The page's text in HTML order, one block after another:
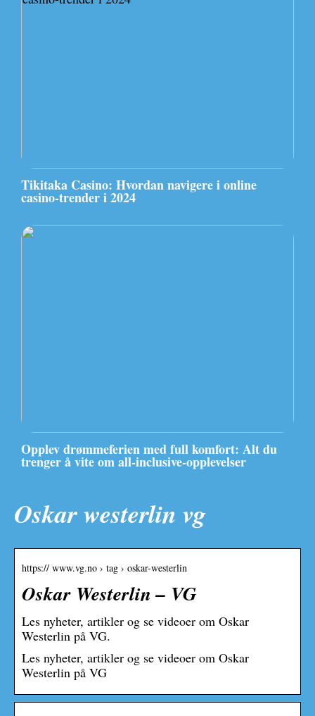
Tikitaka Casino: Hvordan navigere i online
casino-trender i 2024
Opplev drømmeferien med full komfort: Alt du
trenger å vite om all-inclusive-opplevelser
Oskar westerlin vg
https:// www.vg.no › tag › oskar-westerlin
Oskar Westerlin – VG
Les nyheter, artikler og se videoer om Oskar
Westerlin på VG.
Les nyheter, artikler og se videoer om Oskar
Westerlin på VG